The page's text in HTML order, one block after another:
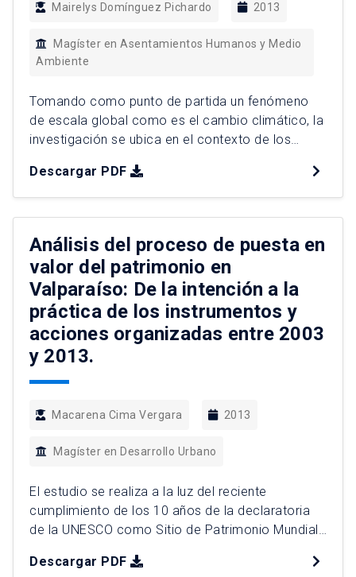
Mairelys Domínguez Pichardo 2013
Magíster en Asentamientos Humanos y Medio
Ambiente
Tomando como punto de partida un fenómeno
de escala global como es el cambio climático, la
investigación se ubica en el contexto de los
por tratarse de una zona con características
especiales y una alta vulnerabilidad al cambio
climático. Desde la escala nacional de los
mismos, se examinan las […]
Descargar PDF
Análisis del proceso de puesta en
valor del patrimonio en
Valparaíso: De la intención a la
práctica de los instrumentos y
acciones organizadas entre 2003
y 2013.
Macarena Cima Vergara 2013
Magíster en Desarrollo Urbano
El estudio se realiza a la luz del reciente
cumplimiento de los 10 años de la declaratoria
de la UNESCO como Sitio de Patrimonio Mundial
Valparaíso y de los distintos modos en los que la
Descargar PDF